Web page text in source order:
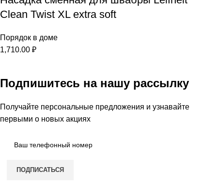
Clean Twist XL extra soft
Порядок в доме
1,710.00 ₽
Подпишитесь на нашу рассылку
Получайте персональные предложения и узнавайте
первыми о новых акциях